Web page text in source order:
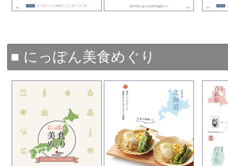
■ にっぽん美食めぐり